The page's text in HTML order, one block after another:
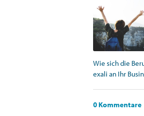
Wie sich die
exali an Ihr
0 Kommentare